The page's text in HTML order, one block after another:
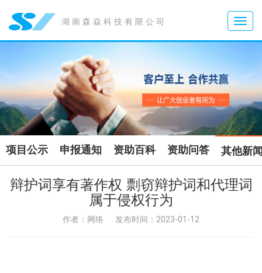
湖南森焱科技有限公司
Toggle
项目公示 申报通知 资助百科 资助问答 其他新
辩护词享有著作权 剽窃辩护词和代理词
属于侵权行为
作者：网络 发布时间：2023-01-12